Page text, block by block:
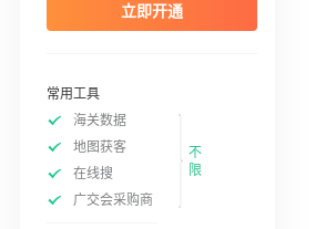
立即开通
常用工具
海关数据
地图获客
在线搜
广交会采购商
不
限